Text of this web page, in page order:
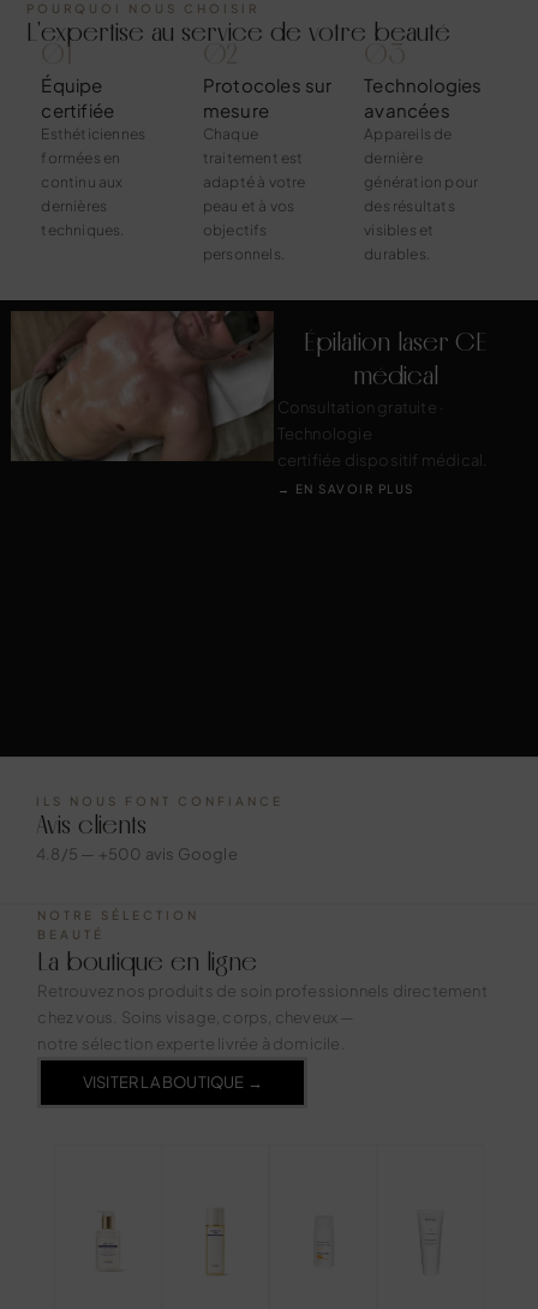
POURQUOI NOUS CHOISIR
L'expertise au service de votre beauté
01
Équipe
certifiée
Esthéticiennes
formées en
continu aux
dernières
techniques.
02
Protocoles sur
mesure
Chaque
traitement est
adapté à votre
peau et à vos
objectifs
personnels.
03
Technologies
avancées
Appareils de
dernière
génération pour
des résultats
visibles et
durables.
Épilation laser CE
médical
Consultation gratuite ·
Technologie
certifiée dispositif médical.
→ EN SAVOIR PLUS
ILS NOUS FONT CONFIANCE
Avis clients
4.8/5 — +500 avis Google
NOTRE SÉLECTION
BEAUTÉ
La boutique en ligne
Retrouvez nos produits de soin professionnels directement
chez vous. Soins visage, corps, cheveux —
notre sélection experte livrée à domicile.
VISITER LA BOUTIQUE →